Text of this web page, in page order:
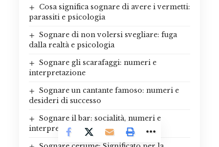
Cosa significa sognare di avere i vermetti:
parassiti e psicologia
Sognare di non volersi svegliare: fuga
dalla realtà e psicologia
Sognare gli scarafaggi: numeri e
interpretazione
Sognare un cantante famoso: numeri e
desideri di successo
Sognare il bar: socialità, numeri e
interpretazione